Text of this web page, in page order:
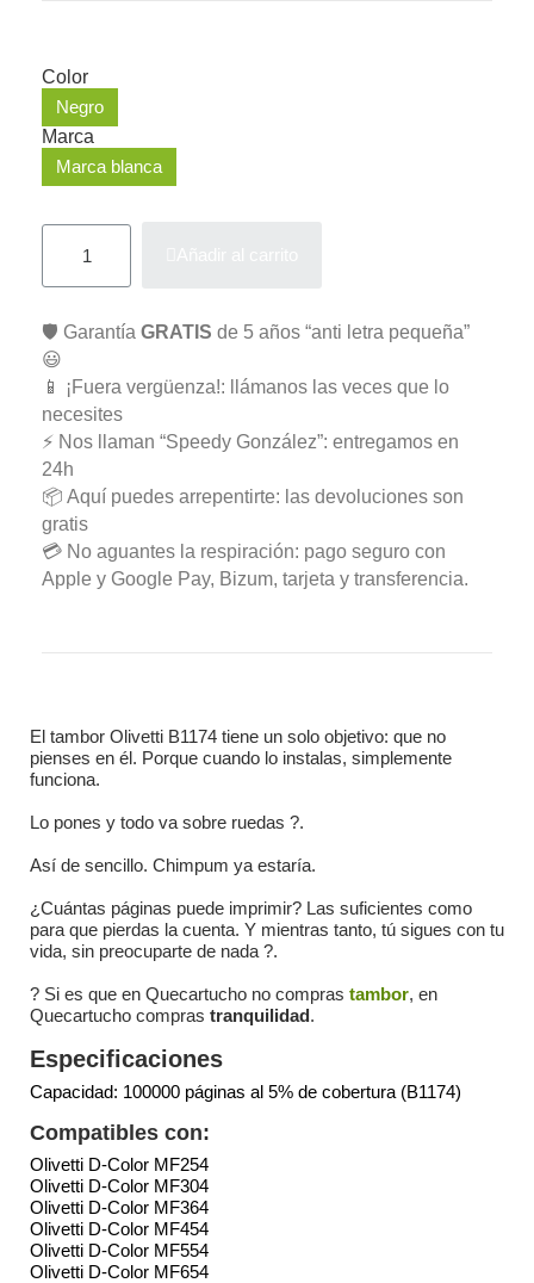
Color
Negro
Marca
Marca blanca
🛡️ Garantía GRATIS de 5 años “anti letra pequeña”
😃
📱 ¡Fuera vergüenza!: llámanos las veces que lo
necesites
⚡ Nos llaman “Speedy González”: entregamos en
24h
📦 Aquí puedes arrepentirte: las devoluciones son
gratis
💳 No aguantes la respiración: pago seguro con
Apple y Google Pay, Bizum, tarjeta y transferencia.
El tambor Olivetti B1174 tiene un solo objetivo: que no
pienses en él. Porque cuando lo instalas, simplemente
funciona.
Lo pones y todo va sobre ruedas ?️.
Así de sencillo. Chimpum ya estaría.
¿Cuántas páginas puede imprimir? Las suficientes como
para que pierdas la cuenta. Y mientras tanto, tú sigues con tu
vida, sin preocuparte de nada ?.
? Si es que en Quecartucho no compras tambor, en
Quecartucho compras tranquilidad.
Especificaciones
Capacidad: 100000 páginas al 5% de cobertura (B1174)
Compatibles con:
Olivetti D-Color MF254
Olivetti D-Color MF304
Olivetti D-Color MF364
Olivetti D-Color MF454
Olivetti D-Color MF554
Olivetti D-Color MF654